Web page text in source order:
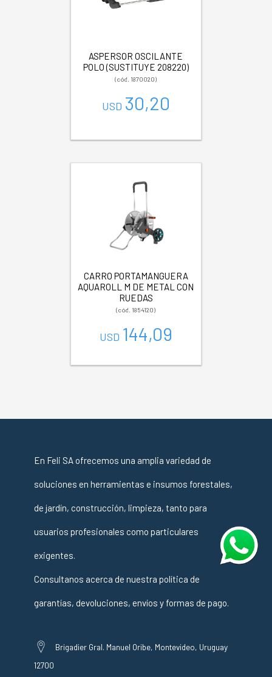
ASPERSOR OSCILANTE
POLO (SUSTITUYE 208220)
(cód. 1870020)
USD 30,20
CARRO PORTAMANGUERA
AQUAROLL M DE METAL CON
RUEDAS
(cód. 1854120)
USD 144,09
En Feli SA ofrecemos una amplia variedad de
soluciones en herramientas e insumos forestales,
de jardín, construcción, limpieza, tanto para
usuarios profesionales como particulares
exigentes.
Consultanos acerca de nuestra política de
garantías, devoluciones, envíos y formas de pago.
Brigadier Gral. Manuel Oribe, Montevideo, Uruguay
12700